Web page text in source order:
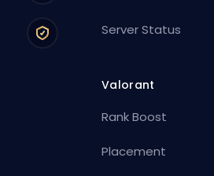
Server Status
Valorant
Rank Boost
Placement